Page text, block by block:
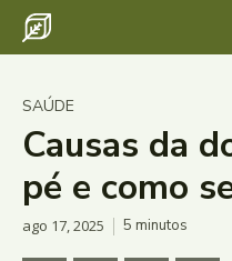
SAÚDE
Causas da
pé e como
ago 17, 2025 5 minutos